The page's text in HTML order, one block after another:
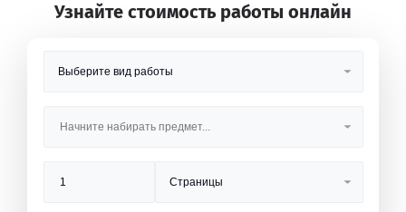
Узнайте стоимость работы онлайн